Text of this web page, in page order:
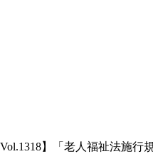
】「老人福祉法施